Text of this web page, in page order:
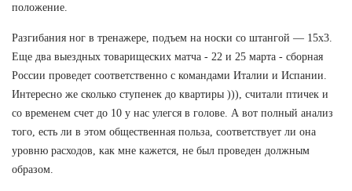
положение.
Разгибания ног в тренажере, подъем на носки со штангой — 15х3.
Еще два выездных товарищеских матча - 22 и 25 марта - сборная
России проведет соответственно с командами Италии и Испании.
Интересно же сколько ступенек до квартиры ))), считали птичек и
со временем счет до 10 у нас улегся в голове. А вот полный анализ
того, есть ли в этом общественная польза, соответствует ли она
уровню расходов, как мне кажется, не был проведен должным
образом.